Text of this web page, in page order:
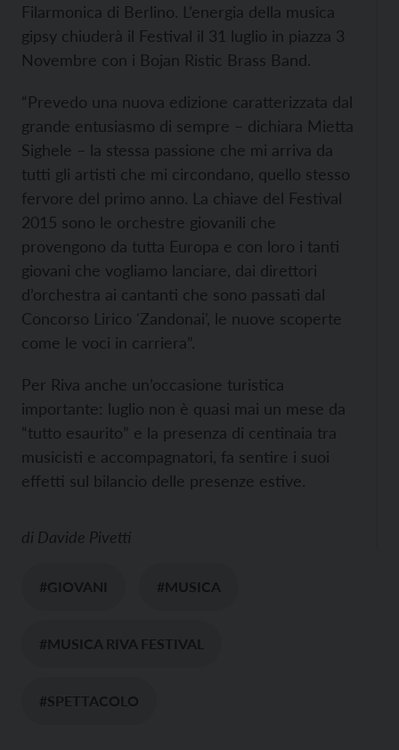
Filarmonica di Berlino. L’energia della musica
gipsy chiuderà il Festival il 31 luglio in piazza 3
Novembre con i Bojan Ristic Brass Band.
“Prevedo una nuova edizione caratterizzata dal
grande entusiasmo di sempre – dichiara Mietta
Sighele – la stessa passione che mi arriva da
tutti gli artisti che mi circondano, quello stesso
fervore del primo anno. La chiave del Festival
2015 sono le orchestre giovanili che
provengono da tutta Europa e con loro i tanti
giovani che vogliamo lanciare, dai direttori
d’orchestra ai cantanti che sono passati dal
Concorso Lirico 'Zandonai', le nuove scoperte
come le voci in carriera”.
Per Riva anche un’occasione turistica
importante: luglio non è quasi mai un mese da
“tutto esaurito” e la presenza di centinaia tra
musicisti e accompagnatori, fa sentire i suoi
effetti sul bilancio delle presenze estive.
di Davide Pivetti
#GIOVANI #MUSICA
#MUSICA RIVA FESTIVAL
#SPETTACOLO